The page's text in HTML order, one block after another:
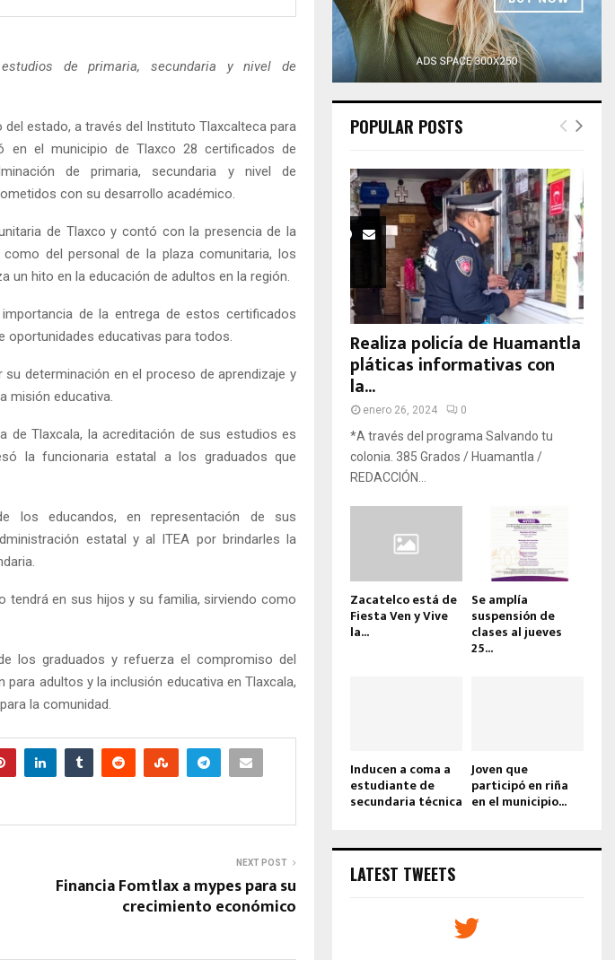
de primaria, secundaria y nivel de
estado, a través del Instituto Tlaxcalteca para
en el municipio de Tlaxco 28 certificados de
de primaria, secundaria y nivel de
con su desarrollo académico.
de Tlaxco y contó con la presencia de la
del personal de la plaza comunitaria, los
un hito en la educación de adultos en la región.
de la entrega de estos certificados
educativas para todos.
determinación en el proceso de aprendizaje y
misión educativa.
de Tlaxcala, la acreditación de sus estudios es
la funcionaria estatal a los graduados que
los educandos, en representación de sus
estatal y al ITEA por brindarles la
en sus hijos y su familia, sirviendo como
los graduados y refuerza el compromiso del
adultos y la inclusión educativa en Tlaxcala,
la comunidad.
NEXT POST
Financia Fomtlax a mypes para su
crecimiento económico
POPULAR POSTS
Realiza policía de Huamantla
pláticas informativas con
la...
enero 26, 2024 0
*A través del programa Salvando tu
colonia. 385 Grados / Huamantla /
REDACCIÓN...
Zacatelco está de
Fiesta Ven y Vive
la...
Se amplía
suspensión de
clases al jueves
25...
Inducen a coma a
estudiante de
secundaria técnica
Joven que
participó en riña
en el municipio...
LATEST TWEETS